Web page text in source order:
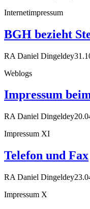
Internetimpressum
BGH bezieht
RA Daniel Dingeldey
Weblogs
Impressum
RA Daniel Dingeldey
Impressum XI
Telefon und Fax
RA Daniel Dingeldey
Impressum X